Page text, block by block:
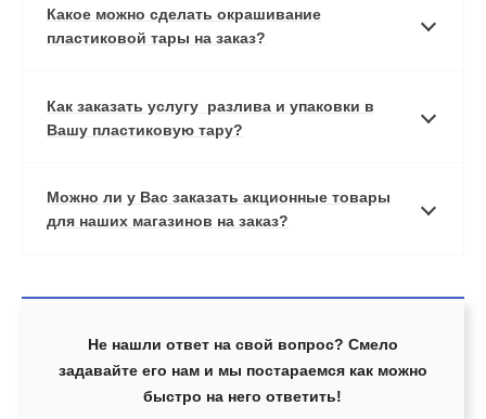
Какое можно сделать окрашивание
пластиковой тары на заказ?
Как заказать услугу разлива и упаковки в
Вашу пластиковую тару?
Можно ли у Вас заказать акционные товары
для наших магазинов на заказ?
Не нашли ответ на свой вопрос? Смело
задавайте его нам и мы постараемся как можно
быстро на него ответить!